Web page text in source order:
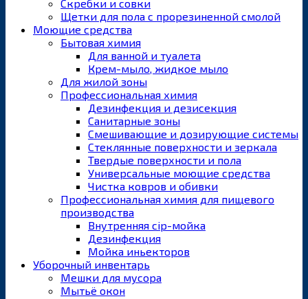
Скребки и совки
Щетки для пола с прорезиненной смолой
Моющие средства
Бытовая химия
Для ванной и туалета
Крем-мыло, жидкое мыло
Для жилой зоны
Профессиональная химия
Дезинфекция и дезисекция
Санитарные зоны
Смешивающие и дозирующие системы
Стеклянные поверхности и зеркала
Твердые поверхности и пола
Универсальные моющие средства
Чистка ковров и обивки
Профессиональная химия для пищевого
производства
Внутренняя cip-мойка
Дезинфекция
Мойка иньекторов
Уборочный инвентарь
Мешки для мусора
Мытьё окон